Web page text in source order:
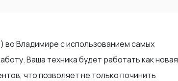
во Владимире с использованием самых
Ваша техника будет работать как новая
что позволяет не только починить